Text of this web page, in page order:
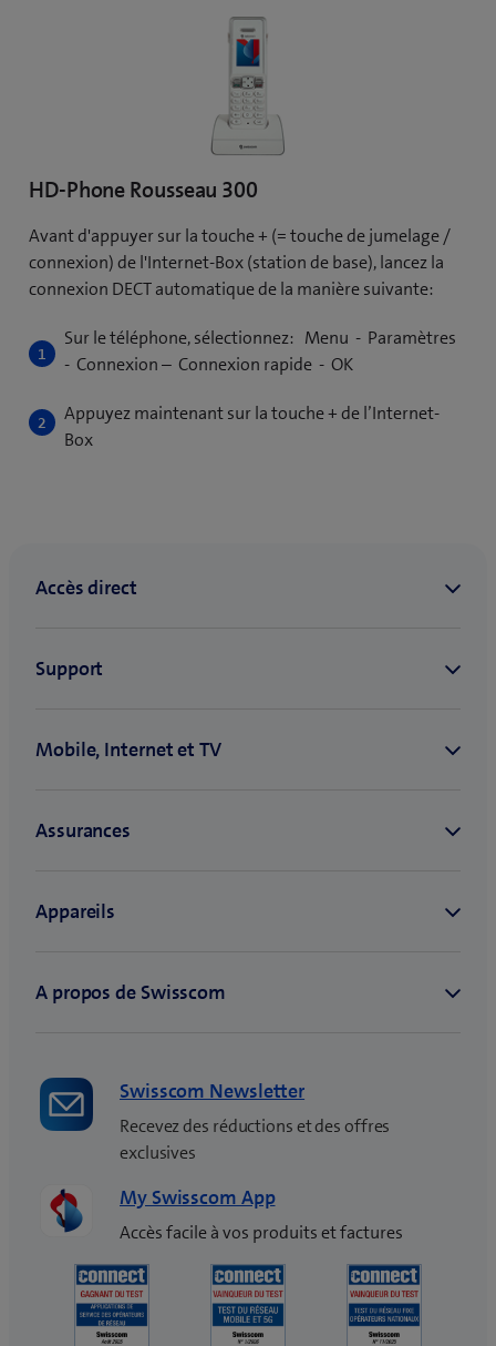
HD-Phone Rousseau 300
Avant d'appuyer sur la touche + (= touche de jumelage /
connexion) de l'Internet-Box (station de base), lancez la
connexion DECT automatique de la manière suivante:
Sur le téléphone, sélectionnez: Menu - Paramètres
- Connexion – Connexion rapide - OK
Appuyez maintenant sur la touche + de l’Internet-
Box
Swisscom Newsletter
Recevez des réductions et des offres
exclusives
My Swisscom App
Accès facile à vos produits et factures